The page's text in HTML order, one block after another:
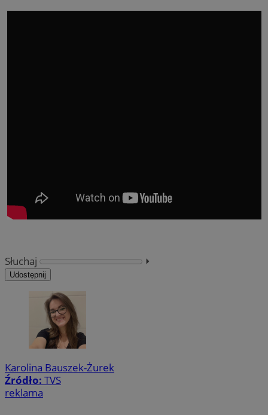
Słuchaj ⏵︎
Udostępnij
Karolina Bauszek-Żurek
Źródło: TVS
reklama